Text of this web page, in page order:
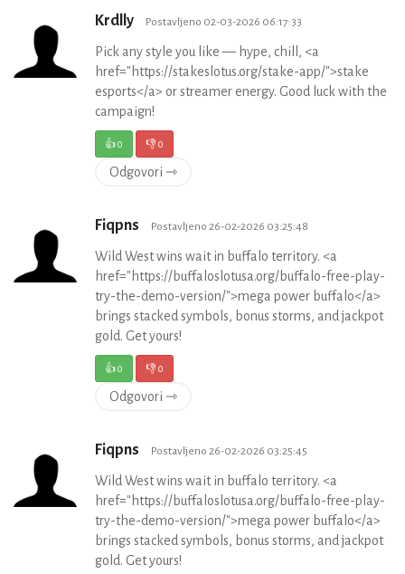
Krdlly Postavljeno 02-03-2026 06:17:33
Pick any style you like — hype, chill, <a
href="https://stakeslotus.org/stake-app/">stake
esports</a> or streamer energy. Good luck with the
campaign!
👍0 👎0
Odgovori ⇾
Fiqpns Postavljeno 26-02-2026 03:25:48
Wild West wins wait in buffalo territory. <a
href="https://buffaloslotusa.org/buffalo-free-play-
try-the-demo-version/">mega power buffalo</a>
brings stacked symbols, bonus storms, and jackpot
gold. Get yours!
👍0 👎0
Odgovori ⇾
Fiqpns Postavljeno 26-02-2026 03:25:45
Wild West wins wait in buffalo territory. <a
href="https://buffaloslotusa.org/buffalo-free-play-
try-the-demo-version/">mega power buffalo</a>
brings stacked symbols, bonus storms, and jackpot
gold. Get yours!